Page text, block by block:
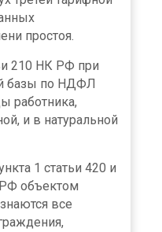
простоя.
210 НК РФ при
базы по НДФЛ
работника,
и в натуральной
1 статьи 420 и
РФ объектом
все